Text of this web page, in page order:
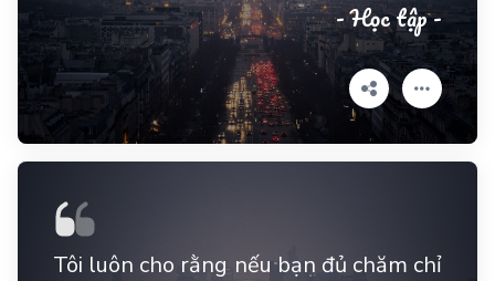
- Học tập -
Tôi luôn cho rằng nếu bạn đủ chăm chỉ